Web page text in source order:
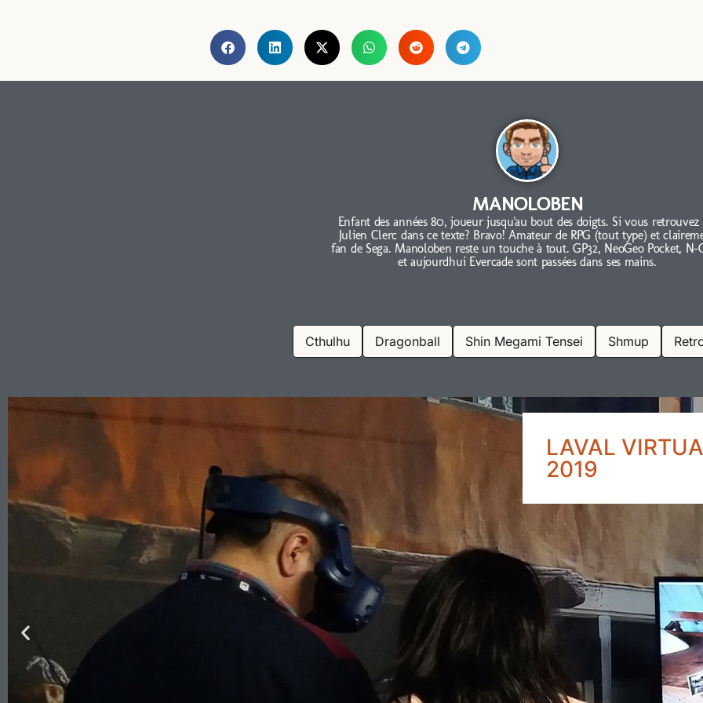
MANOLOBEN
Enfant des années 80, joueur jusqu'au bout des doigts. Si vous
Julien Clerc dans ce texte? Bravo! Amateur de RPG (tout type) et
fan de Sega. Manoloben reste un touche à tout. GP32, NeoGeo Pocket, N-
et aujourdhui Evercade sont passées dans ses mains.
Cthulhu Dragonball Shin Megami Tensei Shmup
LAVAL
2019